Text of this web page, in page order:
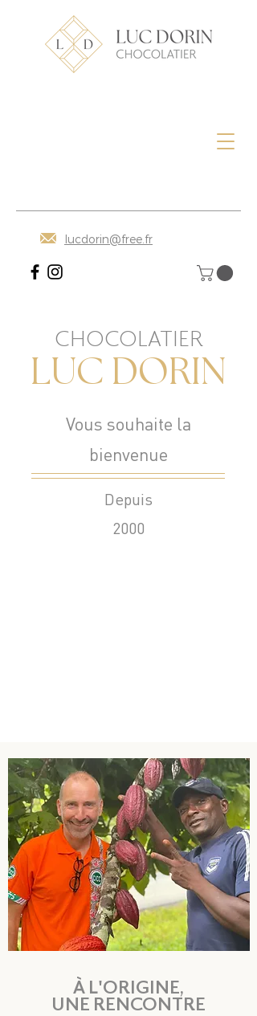
lucdorin@free.fr
CHOCOLATIER
LUC DORIN
Depuis
2000
Vous souhaite la
bienvenue
À L'ORIGINE,
UNE RENCONTRE